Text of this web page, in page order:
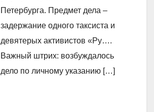
Петербурга. Предмет дела –
задержание одного таксиста и
девятерых активистов «Ру….
Важный штрих: возбуждалось
дело по личному указанию […]